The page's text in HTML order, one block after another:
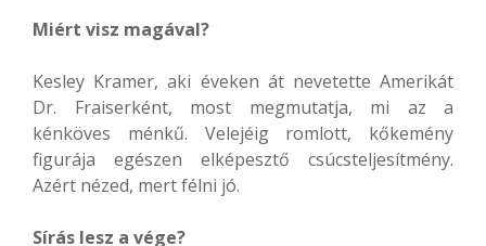
Miért visz magával?
Kesley Kramer, aki éveken át nevetette Amerikát
Dr. Fraiserként, most megmutatja, mi az a
kénköves ménkű. Velejéig romlott, kőkemény
figurája egészen elképesztő csúcsteljesítmény.
Azért nézed, mert félni jó.
Sírás lesz a vége?